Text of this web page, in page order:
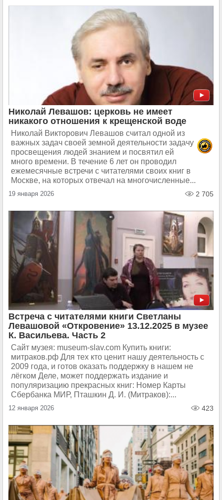
Николай Левашов: церковь не имеет
никакого отношения к крещенской воде
Николай Викторович Левашов считал одной из
важных задач своей земной деятельности задачу
просвещения людей знанием и посвятил ей
много времени. В течение 6 лет он проводил
ежемесячные встречи с читателями своих книг в
Москве, на которых отвечал на многочисленные...
19 января 2026 2 705
Встреча с читателями книги Светланы
Левашовой «Откровение» 13.12.2025 в музее
К. Васильева. Часть 2
Сайт музея: museum-slav.com Купить книги:
митраков.рф Для тех кто ценит нашу деятельность с
2009 года, и готов оказать поддержку в нашем не
лёгком Деле, может поддержать издание и
популяризацию прекрасных книг: Номер Карты
Сбербанка МИР, Пташкин Д. И. (Митраков):...
12 января 2026 423